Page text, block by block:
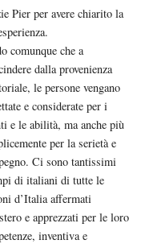
Pier per avere chiarito la
comunque che a
dalla provenienza
le persone vengano
e considerate per i
e le abilità, ma anche più
per la serietà e
Ci sono tantissimi
di italiani di tutte le
d’Italia affermati
e apprezzati per le loro
inventiva e